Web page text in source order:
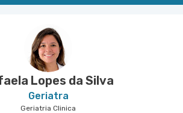
Lopes da Silva
Geriatra
Geriatria Clinica